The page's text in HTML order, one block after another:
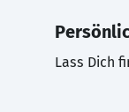
Lass Dich